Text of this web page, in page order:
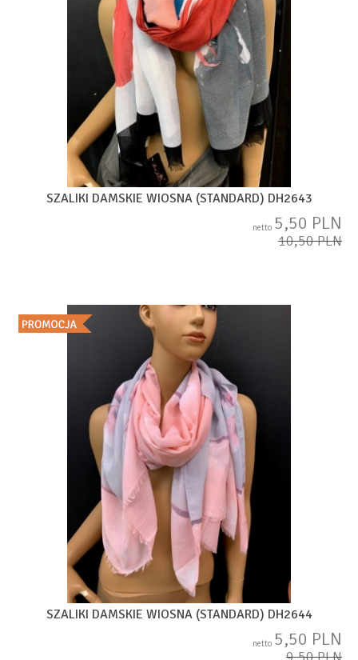
SZALIKI DAMSKIE WIOSNA (STANDARD) DH2643
netto 5,50 PLN
10,50 PLN
SZALIKI DAMSKIE WIOSNA (STANDARD) DH2644
netto 5,50 PLN